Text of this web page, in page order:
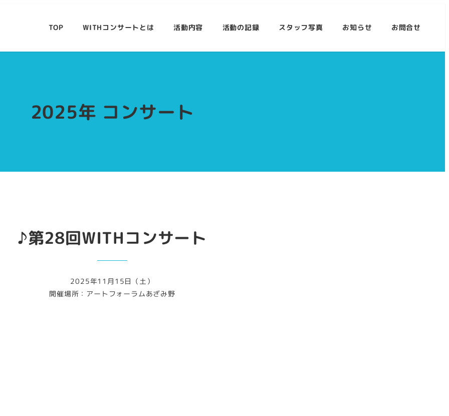
TOP WITHコンサートとは 活動内容 活動の記録 スタッフ写真 お知らせ お問合せ
2025年 コンサート
♪第28回WITHコンサート
2025年11月15日（土）
開催場所：アートフォーラムあざみ野